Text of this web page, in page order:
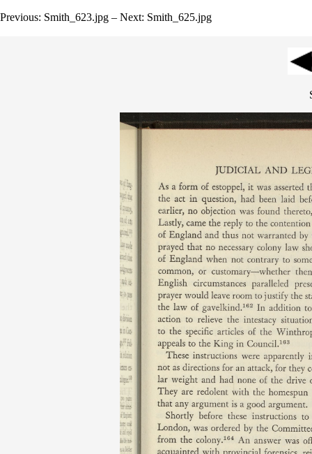
Previous: Smith_623.jpg – Next: Smith_625.jpg